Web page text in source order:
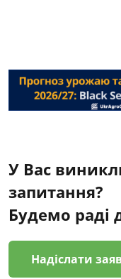
У Вас
запитання?
Будемо раді
Надіслати